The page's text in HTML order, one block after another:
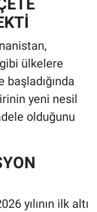
ülkelere
başladığında
yeni nesil
olduğunu
yılının ilk altı